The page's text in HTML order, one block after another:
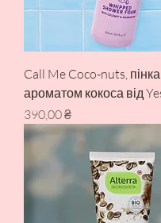
Call Me Coco-nuts,
ароматом кокоса від
Ціна
390,00 ₴